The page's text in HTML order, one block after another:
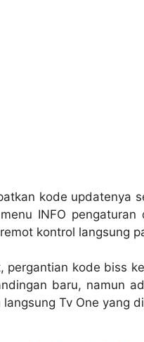
kode updatenya
INFO
kontrol langsung
pergantian kode biss
baru, namun
Tv One yang